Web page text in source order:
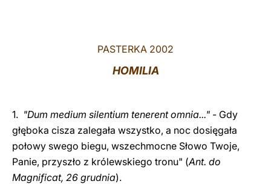
PASTERKA 2002
HOMILIA
1. "Dum medium silentium tenerent omnia..." - Gdy
głęboka cisza zalegała wszystko, a noc dosięgała
połowy swego biegu, wszechmocne Słowo Twoje,
Panie, przyszło z królewskiego tronu" (Ant. do
Magnificat, 26 grudnia).